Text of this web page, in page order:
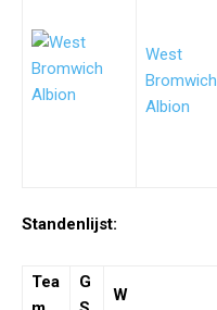
West
Bromwich
Albion
Standenlijst:
Tea
G
W